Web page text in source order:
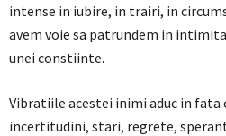
intense in iubire, in trairi, in
avem voie sa patrundem in
unei constiinte.
Vibratiile acestei inimi aduc in
incertitudini, stari, regrete,